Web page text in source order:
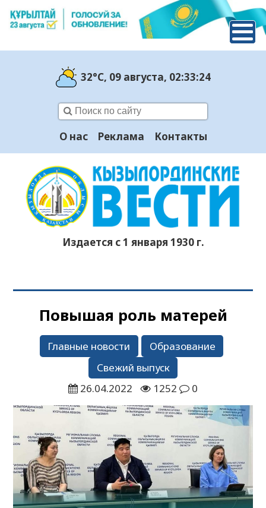
32°C, 09 августа, 02:33:24
О нас Реклама Контакты
Издается с 1 января 1930 г.
Повышая роль матерей
Главные новости
Образование
Свежий выпуск
26.04.2022
1252 0